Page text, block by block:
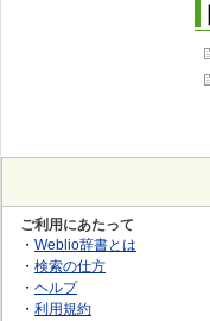
ご利用にあたって
・ Weblio辞書とは
・ 検索の仕方
・ ヘルプ
・ 利用規約